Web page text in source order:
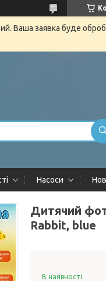
Ваша заявка буде
Насоси
Дитячий
Rabbit, blue
В наявності